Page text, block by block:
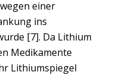
einer
ins
[7]. Da Lithium
Medikamente
Lithiumspiegel